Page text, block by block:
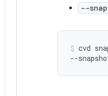
--
cvd
--